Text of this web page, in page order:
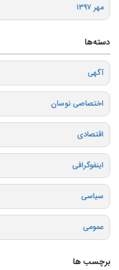
مهر ۱۳۹۷
دسته‌ها
آگهی
اختصاصی نوسان
اقتصادی
اینفوگرافی
سیاسی
عمومی
برچسب ها